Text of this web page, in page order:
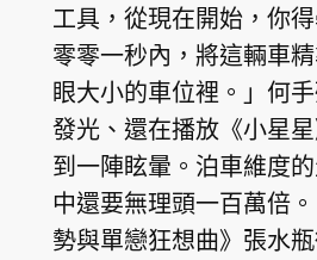
工具，從現在開始，你
零零一秒內，將這輛車
眼大小的車位裡。」何
發光、還在播放《小星
到一陣眩暈。泊車維度
中還要無理頭一百萬倍
勢與單戀狂想曲》張水